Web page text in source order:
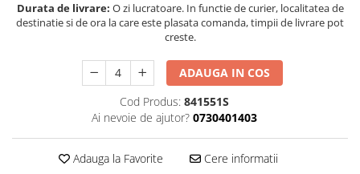
Durata de livrare: O zi lucratoare. In functie de curier, localitatea de
destinatie si de ora la care este plasata comanda, timpii de livrare pot
creste.
ADAUGA IN COS
Cod Produs: 841551S
Ai nevoie de ajutor? 0730401403
Adauga la Favorite Cere informatii